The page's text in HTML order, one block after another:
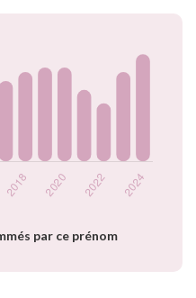
par ce prénom